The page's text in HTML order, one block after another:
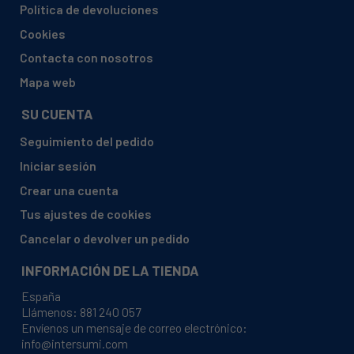
AEG, 911064010 00 F78450IM0P
AEG, 911064010 04 F78450IM0P
AEG, 911064011 04 FEB51400ZM
AEG, 911064011 05 FEB51400ZM
AEG, 911064012 00 FEE62400PM
Política de devoluciones
Cookies
Contacta con nosotros
Mapa web
SU CUENTA
Seguimiento del pedido
Iniciar sesión
Crear una cuenta
Tus ajustes de cookies
Cancelar o devolver un pedido
INFORMACIÓN DE LA TIENDA
España
Llámenos: 881 240 057
Envíenos un mensaje de correo electrónico:
info@intersumi.com